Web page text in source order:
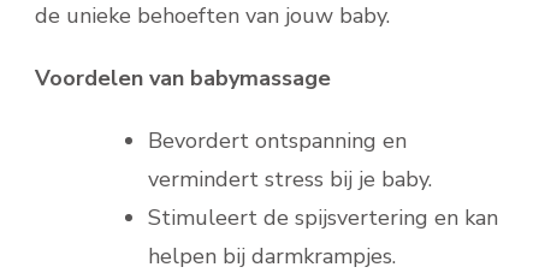
de unieke behoeften van jouw baby. ​
Voordelen van babymassage
Bevordert ontspanning en
vermindert stress bij je baby.
Stimuleert de spijsvertering en kan
helpen bij darmkrampjes.